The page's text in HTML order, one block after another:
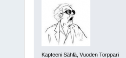
Kapteeni Sählä, Vuoden Torppari